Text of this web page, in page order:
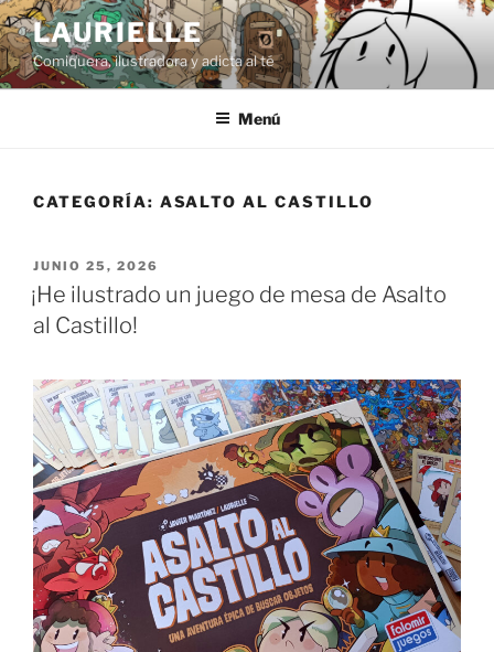
Saltar
al
contenido
LAURIELLE
Comiquera, ilustradora y adicta al té
Menú
CATEGORÍA: ASALTO AL CASTILLO
PUBLICADO
EL
JUNIO 25, 2026
¡He ilustrado un juego de mesa de Asalto
al Castillo!